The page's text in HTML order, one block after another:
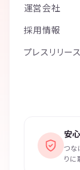
運営会社
採用情報
プレスリリース
安
つな
りに